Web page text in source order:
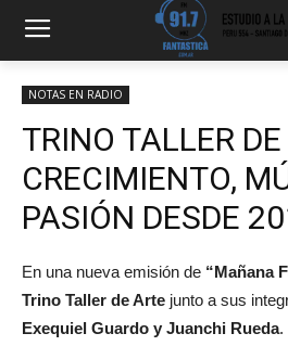
NOTAS EN RADIO
TRINO TALLER
CRECIMIENTO,
PASIÓN DESDE
En una nueva emisión de “Mañana
Trino Taller de Arte junto a sus
Exequiel Guardo y Juanchi Rueda.